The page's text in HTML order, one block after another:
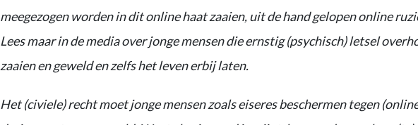
meegezogen worden in dit online haat zaaien, uit de hand gelopen online
Lees maar in de media over jonge mensen die ernstig (psychisch) letsel
zaaien en geweld en zelfs het leven erbij laten.
Het (civiele) recht moet jonge mensen zoals eiseres beschermen tegen